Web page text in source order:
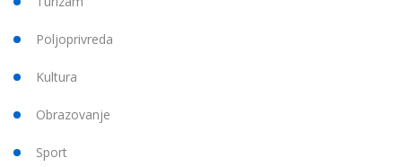
Poljoprivreda
Kultura
Obrazovanje
Sport